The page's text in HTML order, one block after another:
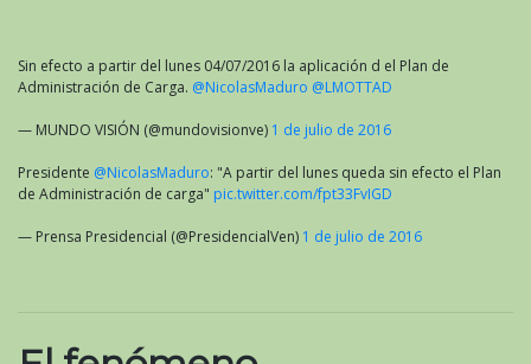
Sin efecto a partir del lunes 04/07/2016 la aplicación d el Plan de
Administración de Carga. @NicolasMaduro @LMOTTAD
— MUNDO VISIÓN (@mundovisionve) 1 de julio de 2016
Presidente @NicolasMaduro: "A partir del lunes queda sin efecto el Plan
de Administración de carga" pic.twitter.com/fpt33FvIGD
— Prensa Presidencial (@PresidencialVen) 1 de julio de 2016